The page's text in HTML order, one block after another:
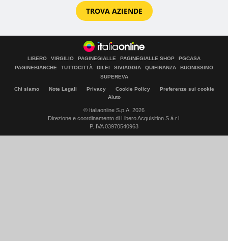
TROVA AZIENDE
LIBERO VIRGILIO PAGINEGIALLE PAGINEGIALLE SHOP
PGCASA
PAGINEBIANCHE
TUTTOCITTÀ DILEI SIVIAGGIA QUIFINANZA
BUONISSIMO
SUPEREVA
Chi siamo Note Legali Privacy Cookie Policy
Preferenze sui cookie
Aiuto
© Italiaonline S.p.A. 2026
Direzione e coordinamento di Libero Acquisition S.á r.l.
P. IVA 03970540963